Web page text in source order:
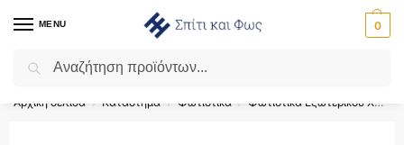
MENU 0
Flash Sale ⚡ 10% Έκπτωση με τον κωδικό ‘SPRING’!
Αρχική σελίδα / Κατάστημα / Φωτιστικά / Φωτιστικά Εξωτερικού Χώρου